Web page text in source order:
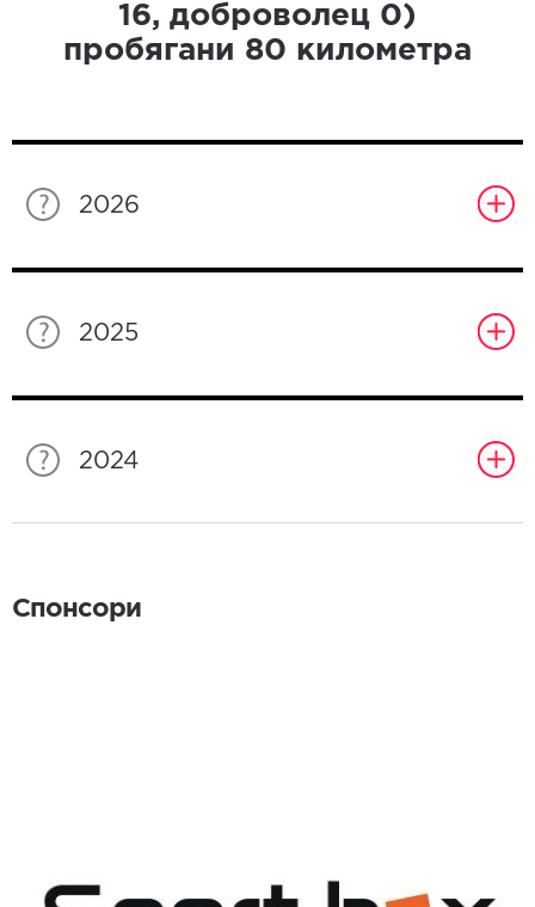
16, доброволец 0)
пробягани 80 километра
2026
2025
2024
Спонсори